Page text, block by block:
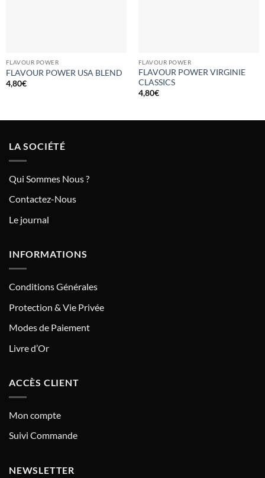
FLAVOUR POWER
FLAVOUR POWER USA BLEND
4,80€
FLAVOUR POWER
FLAVOUR POWER VIRGINIE
CLASSICS
4,80€
LA SOCIÉTÉ
Qui Sommes Nous ?
Contactez-Nous
Le journal
INFORMATIONS
Conditions Générales
Protection & Vie Privée
Modes de Paiement
Livre d’Or
ACCÈS CLIENT
Mon compte
Suivi Commande
NEWSLETTER